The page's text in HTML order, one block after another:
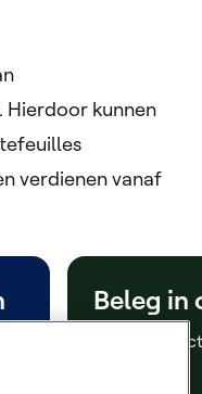
Hierdoor kunnen
verdienen vanaf
Beleg in
Beleg in